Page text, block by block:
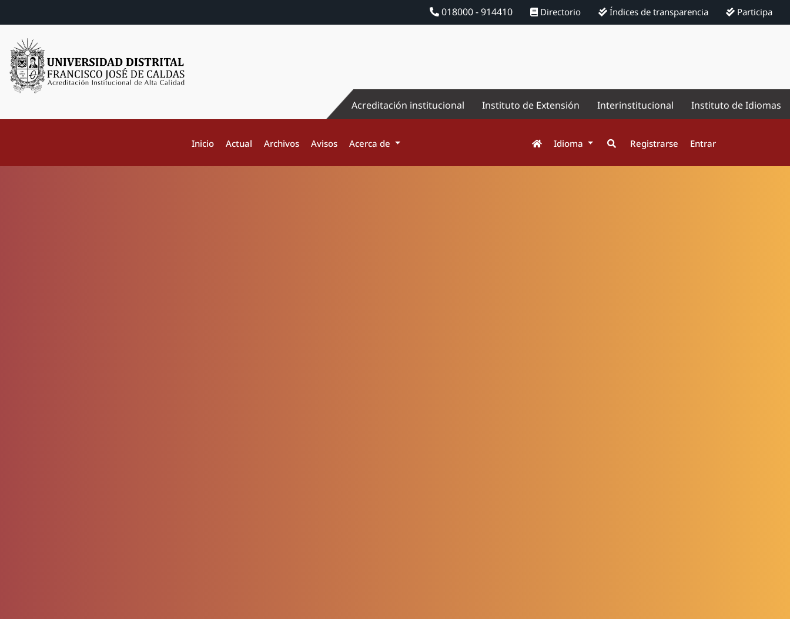
018000 - 914410 Directorio Índices de transparencia Participa
Acreditación institucional Instituto de Extensión Interinstitucional Instituto de Idiomas
Inicio Actual Archivos Avisos Acerca de Idioma Registrarse Entrar